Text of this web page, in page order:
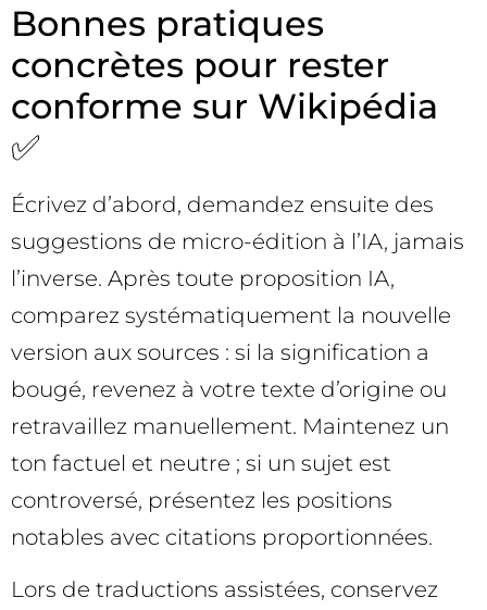
Bonnes pratiques
concrètes pour rester
conforme sur Wikipédia
✅
Écrivez d’abord, demandez ensuite des
suggestions de micro-édition à l’IA, jamais
l’inverse. Après toute proposition IA,
comparez systématiquement la nouvelle
version aux sources : si la signification a
bougé, revenez à votre texte d’origine ou
retravaillez manuellement. Maintenez un
ton factuel et neutre ; si un sujet est
controversé, présentez les positions
notables avec citations proportionnées.
Lors de traductions assistées, conservez